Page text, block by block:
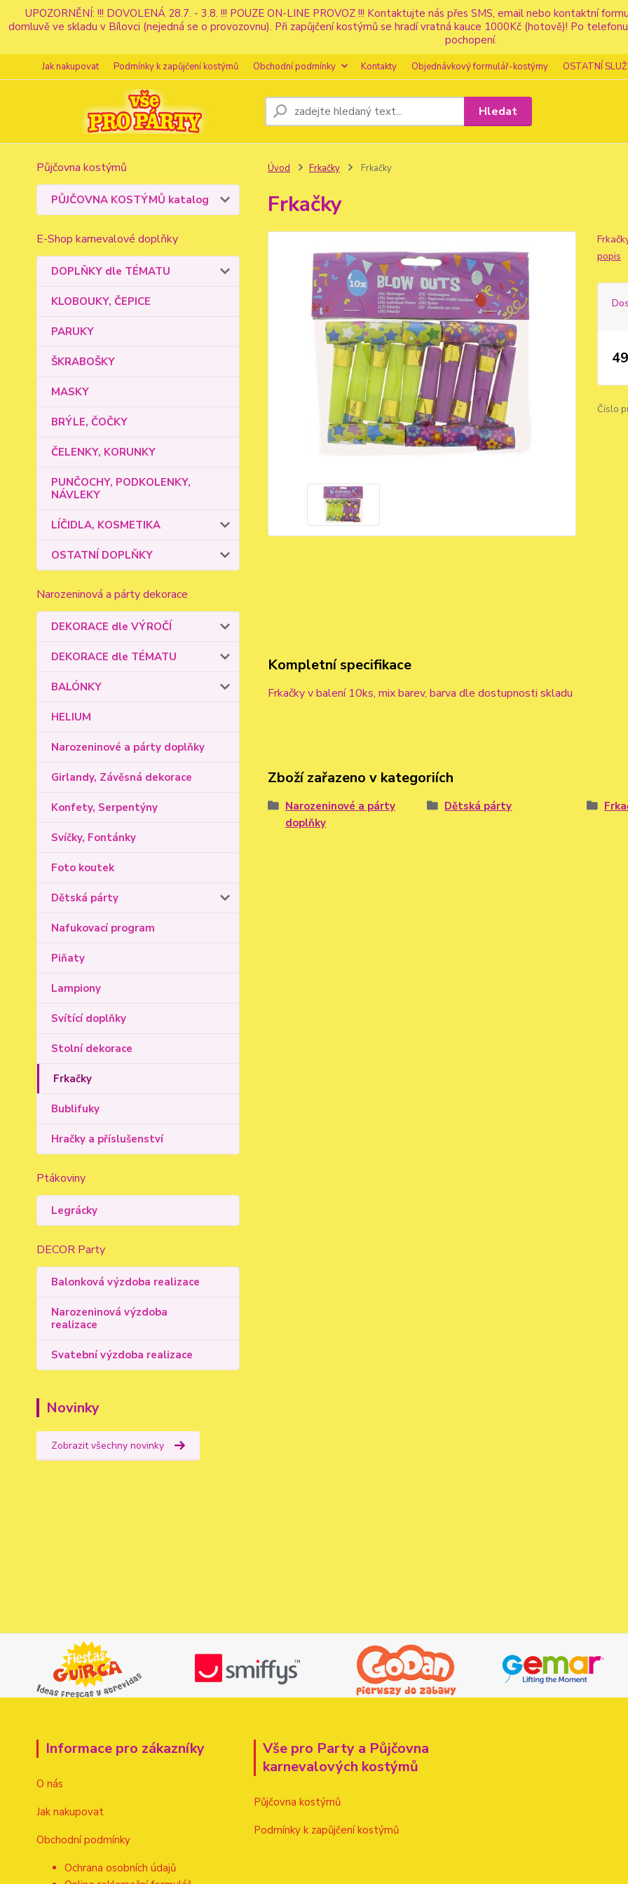
UPOZORNĚNÍ: !!! DOVOLENÁ 28.7. - 3.8. !!! POUZE ON-LINE PROVOZ !!! Kontaktujte nás přes SMS, email nebo kontaktní
domluvě ve skladu v Bílovci (nejedná se o provozovnu). Při zapůjčení kostýmů se hradí vratná kauce 1000Kč (hotově)! Po
pochopení.
Jak nakupovat Podmínky k zapůjčení kostýmů Obchodní podmínky Kontakty Objednávkový formulář-kostýmy OSTATNÍ
Hledat
Půjčovna kostýmů
PŮJČOVNA KOSTÝMŮ katalog
E-Shop karnevalové doplňky
DOPLŇKY dle TÉMATU
KLOBOUKY, ČEPICE
PARUKY
ŠKRABOŠKY
MASKY
BRÝLE, ČOČKY
ČELENKY, KORUNKY
PUNČOCHY, PODKOLENKY,
NÁVLEKY
LÍČIDLA, KOSMETIKA
OSTATNÍ DOPLŇKY
Narozeninová a párty dekorace
DEKORACE dle VÝROČÍ
DEKORACE dle TÉMATU
BALÓNKY
HELIUM
Narozeninové a párty doplňky
Girlandy, Závěsná dekorace
Konfety, Serpentýny
Svíčky, Fontánky
Foto koutek
Dětská párty
Nafukovací program
Piňaty
Lampiony
Svítící doplňky
Stolní dekorace
Frkačky
Bublifuky
Hračky a příslušenství
Ptákoviny
Legrácky
DECOR Party
Balonková výzdoba realizace
Narozeninová výzdoba
realizace
Svatební výzdoba realizace
Novinky
Zobrazit všechny novinky
Úvod Frkačky Frkačky
Frkačky
popis
Číslo
Kompletní specifikace
Frkačky v balení 10ks, mix barev, barva dle dostupnosti skladu
Zboží zařazeno v kategoriích
Narozeninové a párty
doplňky
Dětská párty
Informace pro zákazníky
O nás
Jak nakupovat
Obchodní podmínky
Ochrana osobních údajů
Vše pro Party a Půjčovna
karnevalových kostýmů
Půjčovna kostýmů
Podmínky k zapůjčení kostýmů